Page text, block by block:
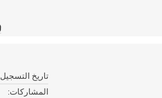
تاريخ التسجيل
المشاركات